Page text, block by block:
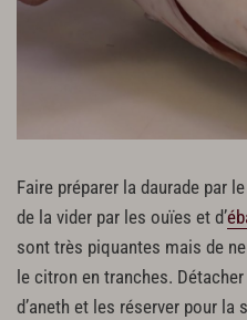
Faire préparer la daurade par
de la vider par les ouïes et d’
sont très piquantes mais de
le citron en tranches.
d’aneth et les réserver pour la